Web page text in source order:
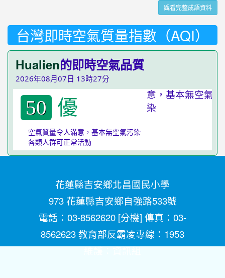
觀看完整成語資料
台灣即時空氣質量指數（AQI）
Hualien的即時空氣品質
2026年08月07日 13時27分
50 優
空氣質量令人滿意，基本無空氣污染
各類人群可正常活動
花蓮縣吉安鄉北昌國民小學
973 花蓮縣吉安鄉自強路533號
電話：03-8562620 [分機] 傳真：03-
8562623 教育部反霸凌專線：1953
維護：資訊組